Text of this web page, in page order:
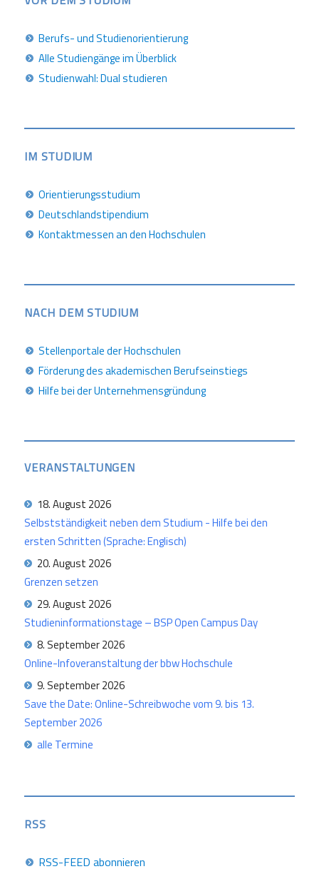
Berufs- und Studienorientierung
Alle Studiengänge im Überblick
Studienwahl: Dual studieren
IM STUDIUM
Orientierungsstudium
Deutschlandstipendium
Kontaktmessen an den Hochschulen
NACH DEM STUDIUM
Stellenportale der Hochschulen
Förderung des akademischen Berufseinstiegs
Hilfe bei der Unternehmensgründung
VERANSTALTUNGEN
18. August 2026
Selbstständigkeit neben dem Studium - Hilfe bei den
ersten Schritten (Sprache: Englisch)
20. August 2026
Grenzen setzen
29. August 2026
Studieninformationstage – BSP Open Campus Day
8. September 2026
Online-Infoveranstaltung der bbw Hochschule
9. September 2026
Save the Date: Online-Schreibwoche vom 9. bis 13.
September 2026
alle Termine
RSS
RSS-FEED abonnieren